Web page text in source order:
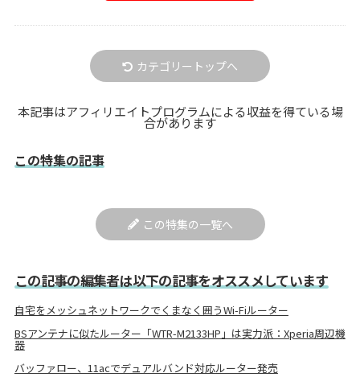
カテゴリートップへ
本記事はアフィリエイトプログラムによる収益を得ている場
合があります
この特集の記事
この特集の一覧へ
この記事の編集者は以下の記事をオススメしています
自宅をメッシュネットワークでくまなく囲うWi-Fiルーター
BSアンテナに似たルーター「WTR-M2133HP」は実力派：Xperia周辺機
器
バッファロー、11acでデュアルバンド対応ルーター発売